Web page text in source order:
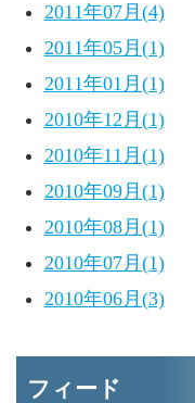
2011年07月(4)
2011年05月(1)
2011年01月(1)
2010年12月(1)
2010年11月(1)
2010年09月(1)
2010年08月(1)
2010年07月(1)
2010年06月(3)
フィード